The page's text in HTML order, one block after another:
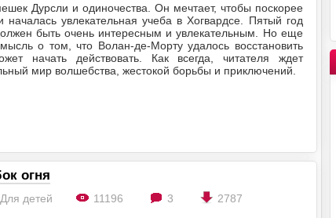
Дурсли и одиночества. Он мечтает, чтобы поскорее
началась увлекательная учеба в Хогвардсе. Пятый год
быть очень интересным и увлекательным. Но еще
о том, что Волан-де-Морту удалось восстановить
начать действовать. Как всегда, читателя ждет
мир волшебства, жестокой борьбы и приключений.
огня
Для детей 11196 3 2787